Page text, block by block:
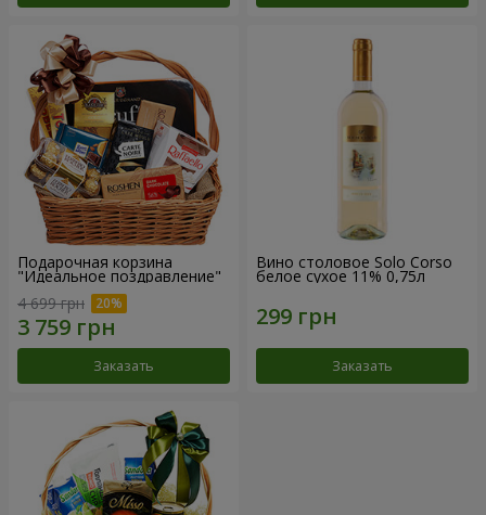
Подарочная корзина
"Идеальное поздравление"
4 699 грн
Заказать
Вино столовое Solo Corso
белое сухое 11% 0,75л
Заказать